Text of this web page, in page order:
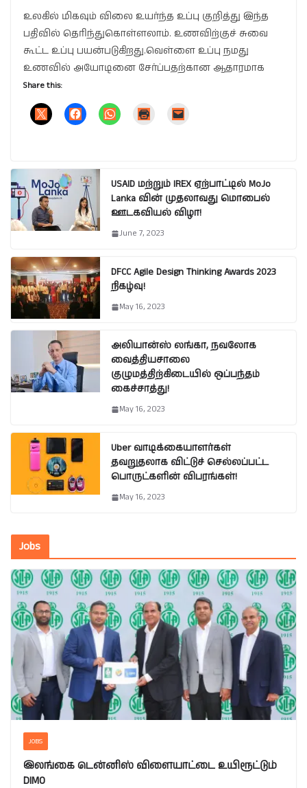
உலகில் மிகவும் விலை உயர்ந்த உப்பு குறித்து இந்த
பதிவில் தெரிந்துகொள்ளலாம். உணவிற்குச் சுவை
கூட்ட உப்பு பயன்படுகிறது.வெள்ளை உப்பு நமது
உணவில் அயோடினை சேர்ப்பதற்கான ஆதாரமாக
Share this:
USAID மற்றும் IREX ஏற்பாட்டில் MoJo
Lanka வின் முதலாவது மொபைல்
ஊடகவியல் விழா!
June 7, 2023
DFCC Agile Design Thinking Awards 2023
நிகழ்வு!
May 16, 2023
அலியான்ஸ் லங்கா, நவலோக
வைத்தியசாலை
குழுமத்திற்கிடையில் ஒப்பந்தம்
கைச்சாத்து!
May 16, 2023
Uber வாடிக்கையாளர்கள்
தவறுதலாக விட்டுச் செல்லப்பட்ட
பொருட்களின் விபரங்கள்!
May 16, 2023
Jobs
JOBS
இலங்கை டென்னிஸ் விளையாட்டை உயிரூட்டும்
DIMO